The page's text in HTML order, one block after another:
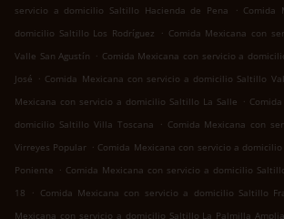
servicio a domicilio Saltillo Hacienda de Pena
. Comida
domicilio Saltillo Los Rodríguez
. Comida Mexicana con
Valle San Agustín . Comida Mexicana con servicio a
José . Comida Mexicana con servicio a domicilio Saltillo
Mexicana con servicio a domicilio Saltillo La Salle .
domicilio Saltillo Villa Toscana
. Comida Mexicana con
Virreyes Popular . Comida Mexicana con servicio a
Poniente . Comida Mexicana con servicio a domicilio
18
. Comida Mexicana con servicio a domicilio Saltillo
Mexicana con servicio a domicilio Saltillo La Palmilla